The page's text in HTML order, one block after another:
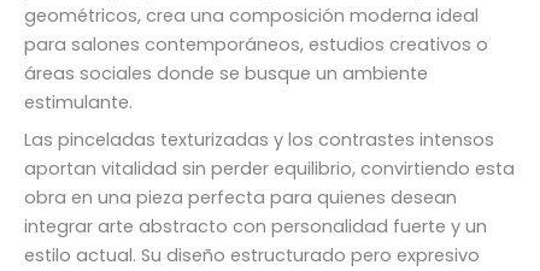
geométricos, crea una composición moderna ideal
para salones contemporáneos, estudios creativos o
áreas sociales donde se busque un ambiente
estimulante.
Las pinceladas texturizadas y los contrastes intensos
aportan vitalidad sin perder equilibrio, convirtiendo esta
obra en una pieza perfecta para quienes desean
integrar arte abstracto con personalidad fuerte y un
estilo actual. Su diseño estructurado pero expresivo